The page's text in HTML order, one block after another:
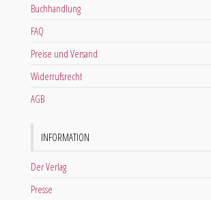
Buchhandlung
FAQ
Preise und Versand
Widerrufsrecht
AGB
INFORMATION
Der Verlag
Presse